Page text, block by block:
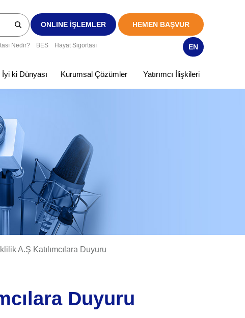
ONLINE İŞLEMLER HEMEN BAŞVUR
EN
Nedir? BES Hayat Sigortası
İyi ki Dünyası Kurumsal Çözümler Yatırımcı İlişkileri
A.Ş Katılımcılara Duyuru
Duyuru